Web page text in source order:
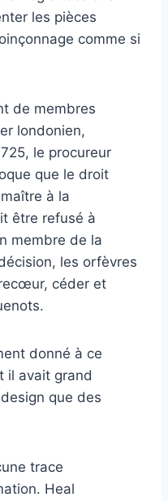
les pièces
comme si
de membres
londonien,
le procureur
que le droit
à la
être refusé à
membre de la
les orfèvres
céder et
donné à ce
il avait grand
que des
trace
Heal